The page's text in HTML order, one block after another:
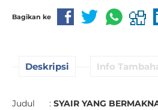
Bagikan ke
Deskripsi Info
Judul : SYAIR YANG